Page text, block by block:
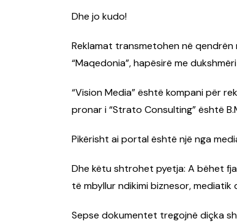
Dhe jo kudo!
Reklamat transmetohen në
“Maqedonia”, hapësirë me
“Vision Media” është kompani për
pronar i “Strato Consulting” është
Pikërisht ai portal është një nga
Dhe këtu shtrohet pyetja: A bëhet
të mbyllur ndikimi biznesor, mediatik
Sepse dokumentet tregojnë diçka